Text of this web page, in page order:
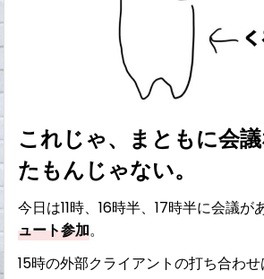
これじゃ、まともに会
たもんじゃない。
今日は11時、16時半、17時半に会議が
ュート参加。
15時の外部クライアントの打ち合わせ